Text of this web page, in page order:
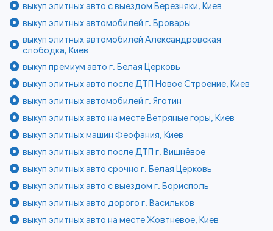
выкуп элитных авто с выездом Березняки, Киев
выкуп элитных автомобилей г. Бровары
выкуп элитных автомобилей Александровская
слободка, Киев
выкуп премиум авто г. Белая Церковь
выкуп элитных авто после ДТП Новое Строение, Киев
выкуп элитных автомобилей г. Яготин
выкуп элитных авто на месте Ветряные горы, Киев
выкуп элитных машин Феофания, Киев
выкуп элитных авто после ДТП г. Вишнёвое
выкуп элитных авто срочно г. Белая Церковь
выкуп элитных авто с выездом г. Борисполь
выкуп элитных авто дорого г. Васильков
выкуп элитных авто на месте Жовтневое, Киев